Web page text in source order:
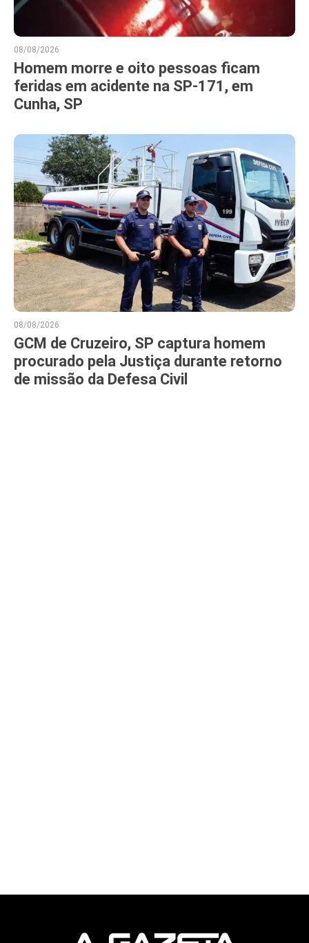
08/08/2026
Homem morre e oito pessoas ficam
feridas em acidente na SP-171, em
Cunha, SP
08/08/2026
GCM de Cruzeiro, SP captura homem
procurado pela Justiça durante retorno
de missão da Defesa Civil